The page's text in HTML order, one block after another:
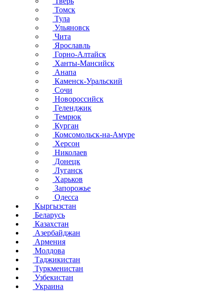
Томск
Тула
Ульяновск
Чита
Ярославль
Горно-Алтайск
Ханты-Мансийск
Анапа
Каменск-Уральский
Сочи
Новороссийск
Геленджик
Темрюк
Курган
Комсомольск-на-Амуре
Херсон
Николаев
Донецк
Луганск
Харьков
Запорожье
Одесса
Кыргызстан
Беларусь
Казахстан
Азербайджан
Армения
Молдова
Таджикистан
Туркменистан
Узбекистан
Украина